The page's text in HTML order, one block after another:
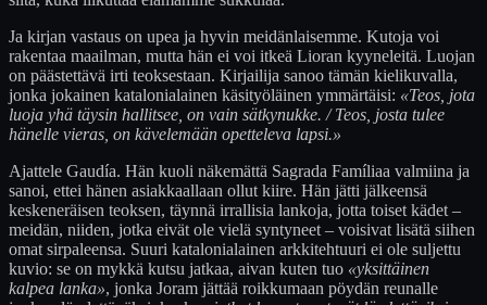
Ja kirjan vastaus on upea ja hyvin meidänlaisemme. Kutoja voi
rakentaa maailman, mutta hän ei voi itkeä Lioran kyyneleitä. Luojan
on päästettävä irti teoksestaan. Kirjailija sanoo tämän kielikuvalla,
jonka jokainen katalonialainen käsityöläinen ymmärtäisi: «Teos, jota
luoja yhä täysin hallitsee, on vain sätkynukke. / Teos, josta tulee
hänelle vieras, on kävelemään opetteleva lapsi.»
Ajattele Gaudía. Hän kuoli näkemättä Sagrada Famíliaa valmiina ja
sanoi, ettei hänen asiakkaallaan ollut kiire. Hän jätti jälkeensä
keskeneräisen teoksen, täynnä irrallisia lankoja, jotta toiset kädet –
meidän, niiden, jotka eivät ole vielä syntyneet – voisivat lisätä siihen
omat sirpaleensa. Suuri katalonialainen arkkitehtuuri ei ole suljettu
kuvio: se on mykkä kutsu jatkaa, aivan kuten tuo «yksittäinen
kalpea lanka», jonka Joram jättää roikkumaan pöydän reunalle